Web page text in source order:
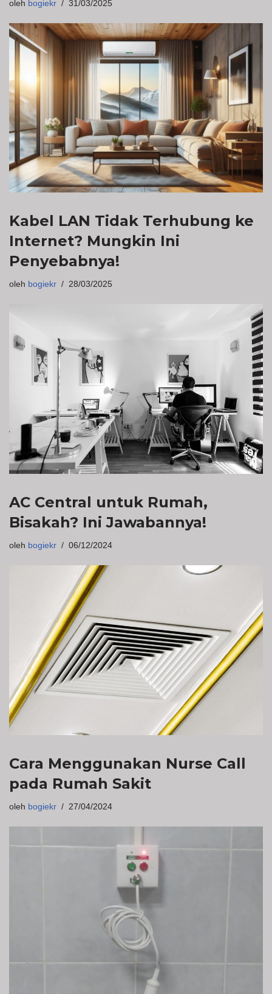
oleh bogiekr 31/03/2025
Kabel LAN Tidak Terhubung ke
Internet? Mungkin Ini
Penyebabnya!
oleh bogiekr 28/03/2025
AC Central untuk Rumah,
Bisakah? Ini Jawabannya!
oleh bogiekr 06/12/2024
Cara Menggunakan Nurse Call
pada Rumah Sakit
oleh bogiekr 27/04/2024